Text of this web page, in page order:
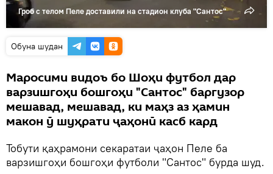
Гроб с телом Пеле доставили на стадион клуба "Сантос"
Обуна шудан
Маросими видоъ бо Шоҳи футбол дар
варзишгоҳи бошгоҳи "Сантос" баргузор
мешавад, мешавад, ки маҳз аз ҳамин
макон ӯ шуҳрати ҷаҳонӣ касб кард
Тобути қаҳрамони секаратаи ҷаҳон Пеле ба
варзишгоҳи бошгоҳи футболи "Сантос" бурда шуд.